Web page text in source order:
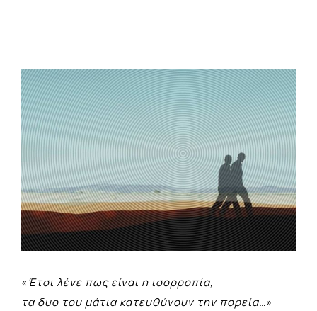
View
Larger
Image
«Έτσι λένε πως είναι η ισορροπία,
τα δυο του μάτια κατευθύνουν την πορεία…»